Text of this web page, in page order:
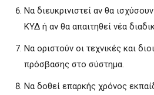
Να διευκρινιστεί αν θα
ΚΥΔ ή αν θα απαιτηθεί νέα
Να οριστούν οι τεχνικές και
πρόσβασης στο σύστημα.
Να δοθεί επαρκής χρόνος